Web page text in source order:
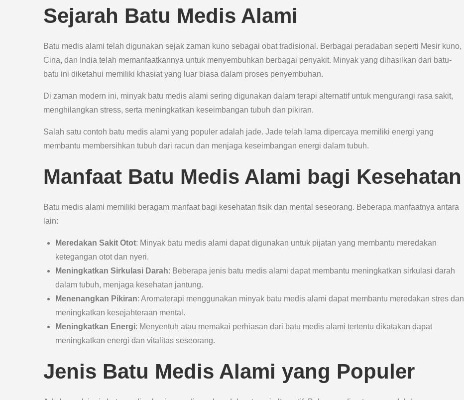
Sejarah Batu Medis Alami
Batu medis alami telah digunakan sejak zaman kuno sebagai obat tradisional. Berbagai peradaban seperti Mesir kuno,
Cina, dan India telah memanfaatkannya untuk menyembuhkan berbagai penyakit. Minyak yang dihasilkan dari batu-
batu ini diketahui memiliki khasiat yang luar biasa dalam proses penyembuhan.
Di zaman modern ini, minyak batu medis alami sering digunakan dalam terapi alternatif untuk mengurangi rasa sakit,
menghilangkan stress, serta meningkatkan keseimbangan tubuh dan pikiran.
Salah satu contoh batu medis alami yang populer adalah jade. Jade telah lama dipercaya memiliki energi yang
membantu membersihkan tubuh dari racun dan menjaga keseimbangan energi dalam tubuh.
Manfaat Batu Medis Alami bagi Kesehatan
Batu medis alami memiliki beragam manfaat bagi kesehatan fisik dan mental seseorang. Beberapa manfaatnya antara
lain:
Meredakan Sakit Otot: Minyak batu medis alami dapat digunakan untuk pijatan yang membantu meredakan
ketegangan otot dan nyeri.
Meningkatkan Sirkulasi Darah: Beberapa jenis batu medis alami dapat membantu meningkatkan sirkulasi darah
dalam tubuh, menjaga kesehatan jantung.
Menenangkan Pikiran: Aromaterapi menggunakan minyak batu medis alami dapat membantu meredakan stres dan
meningkatkan kesejahteraan mental.
Meningkatkan Energi: Menyentuh atau memakai perhiasan dari batu medis alami tertentu dikatakan dapat
meningkatkan energi dan vitalitas seseorang.
Jenis Batu Medis Alami yang Populer